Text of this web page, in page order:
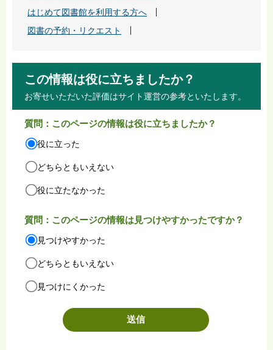
はじめて図書館を利用する方へ
図書の予約・リクエスト
この情報は役に立ちましたか？
お寄せいただいた評価はサイト運営の参考といたします。
質問：このページの情報は役に立ちましたか？
役に立った
どちらともいえない
役に立たなかった
質問：このページの情報は見つけやすかったですか？
見つけやすかった
どちらともいえない
見つけにくかった